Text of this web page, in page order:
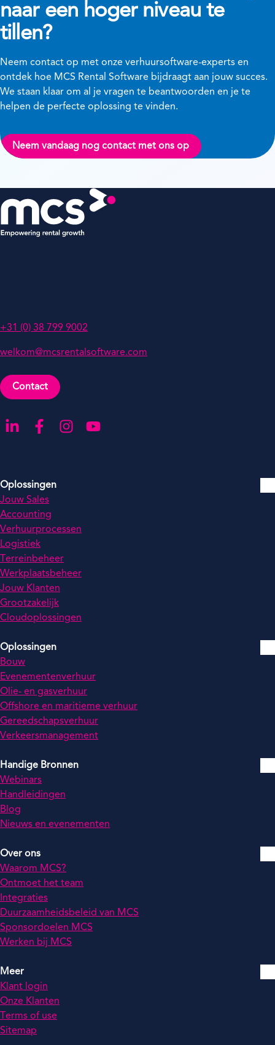
naar een hoger niveau te
tillen?
Neem contact op met onze verhuursoftware-experts en
ontdek hoe MCS Rental Software bijdraagt aan jouw succes.
We staan klaar om al je vragen te beantwoorden en je te
helpen de perfecte oplossing te vinden.
Neem vandaag nog contact met ons op
+31 (0) 38 799 9002
welkom@mcsrentalsoftware.com
Contact
Ga naar onze LinkedIn-pagina
Ga naar onze Facebook-pagina
Ga naar onze Instagram-pagina
Ga naar onze YouTube-pagina
Oplossingen
Jouw Sales
Accounting
Verhuurprocessen
Logistiek
Terreinbeheer
Werkplaatsbeheer
Jouw Klanten
Grootzakelijk
Cloudoplossingen
Oplossingen
Bouw
Evenementenverhuur
Olie- en gasverhuur
Offshore en maritieme verhuur
Gereedschapsverhuur
Verkeersmanagement
Handige Bronnen
Webinars
Handleidingen
Blog
Nieuws en evenementen
Over ons
Waarom MCS?
Ontmoet het team
Integraties
Duurzaamheidsbeleid van MCS
Sponsordoelen MCS
Werken bij MCS
Meer
Klant login
Onze Klanten
Terms of use
Sitemap